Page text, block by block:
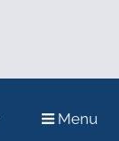
Menu